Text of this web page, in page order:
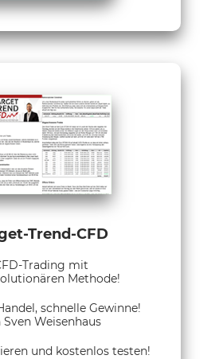
Trend-CFD
Trading mit
Methode!
schnelle Gewinne!
Sven Weisenhaus
und kostenlos testen!